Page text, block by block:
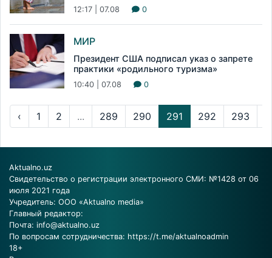
12:17 | 07.08 0
МИР
Президент США подписал указ о запрете
практики «родильного туризма»
10:40 | 07.08 0
‹ 1 2 ... 289 290 291 292 293
Aktualno.uz
Свидетельство о регистрации электронного СМИ: №1428 от 06
июля 2021 года
Учредитель: ООО «Aktualno media»
Главный редактор:
Почта: info@aktualno.uz
По вопросам сотрудничества: https://t.me/aktualnoadmin
18+